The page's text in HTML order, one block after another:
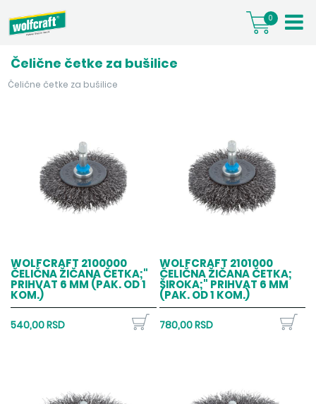
0
Čelične četke za bušilice
Čelične četke za bušilice
WOLFCRAFT 2100000
ČELIČNA ŽIČANA ČETKA;"
PRIHVAT 6 MM (PAK. OD 1
KOM.)
540,00 RSD
WOLFCRAFT 2101000
ČELIČNA ŽIČANA ČETKA;
ŠIROKA;" PRIHVAT 6 MM
(PAK. OD 1 KOM.)
780,00 RSD